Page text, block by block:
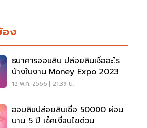
อง
ธนาคารออมสิน ปล่อยสินเชื่ออะไร
บ้างในงาน Money Expo 2023
12 พ.ค. 2566 | 21:39 น.
ออมสินปล่อยสินเชื่อ 50000 ผ่อน
นาน 5 ปี เช็คเงื่อนไขด่วน